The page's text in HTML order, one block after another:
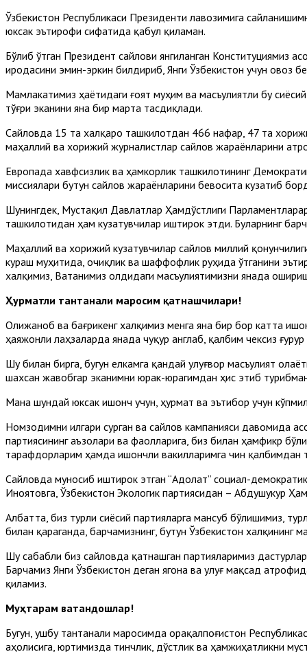
Ўзбекистон Республикаси Президенти лавозимига
юксак эътирофи сифатида қабул қиламан.
Бўлиб ўтган Президент сайлови янгиланган Конституциямиз
иродасини эмин-эркин билдириб, Янги Ўзбекистон учун овоз
Мамлакатимиз ҳаётидаги ғоят муҳим ва масъулиятли бу
тўғри эканини яна бир марта тасдиқлади.
Сайловда 15 та халқаро ташкилотдан 466 нафар, 47 та
маҳаллий ва хорижий журналистлар сайлов жараёнларини
Европада хавфсизлик ва ҳамкорлик ташкилотининг
миссиялари бутун сайлов жараёнларини бевосита кузатиб
Шунингдек, Мустақил Давлатлар Ҳамдўстлиги
ташкилотидан ҳам кузатувчилар иштирок этди. Буларнинг
Маҳаллий ва хорижий кузатувчилар сайлов миллий
кураш муҳитида, очиқлик ва шаффофлик руҳида ўтганини
халқимиз, Ватанимиз олдидаги масъулиятимизни янада
Ҳурматли тантанали маросим қатнашчилари!
Олижаноб ва бағрикенг халқимиз менга яна бир бор катта
ҳаяжонли лаҳзаларда янада чуқур англаб, қалбим чексиз
Шу билан бирга, бугун елкамга қандай улуғвор масъулият
шахсан жавобгар эканимни юрак-юрагимдан ҳис этиб
Мана шундай юксак ишонч учун, ҳурмат ва эътибор учун
Номзодимни илгари сурган ва сайлов кампанияси давомида
партиясининг аъзолари ва фаолларига, биз билан ҳамфикр
тарафдорларим ҳамда ишончли вакилларимга чин қалбимдан
Сайловда муносиб иштирок этган “Адолат” социал-
Иноятовга, Ўзбекистон Экологик партиясидан – Абдушукур
Албатта, биз турли сиёсий партияларга мансуб бўлишимиз,
билан қараганда, барчамизнинг, бутун Ўзбекистон
Шу сабабли биз сайловда қатнашган партияларимиз
Барчамиз Янги Ўзбекистон деган ягона ва улуғ мақсад
қиламиз.
Муҳтарам ватандошлар!
Бугун, ушбу тантанали маросимда Қорақалпоғистон
аҳолисига, юртимизда тинчлик, дўстлик ва ҳамжиҳатликни